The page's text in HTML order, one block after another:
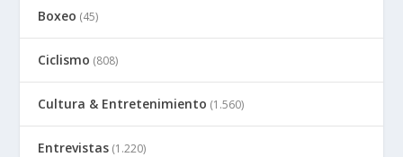
Boxeo (45)
Ciclismo (808)
Cultura & Entretenimiento (1.560)
Entrevistas (1.220)